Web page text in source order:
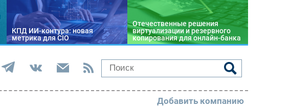
КПД ИИ-контура: новая
метрика для CIO
Отечественные решения
виртуализации и резервного
копирования для онлайн-банка
Добавить компанию